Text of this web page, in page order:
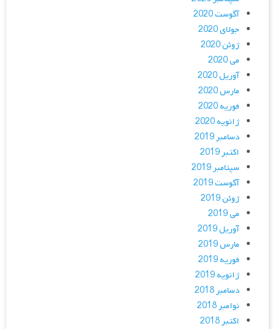
آگوست 2020
جولای 2020
ژوئن 2020
می 2020
آوریل 2020
مارس 2020
فوریه 2020
ژانویه 2020
دسامبر 2019
اکتبر 2019
سپتامبر 2019
آگوست 2019
ژوئن 2019
می 2019
آوریل 2019
مارس 2019
فوریه 2019
ژانویه 2019
دسامبر 2018
نوامبر 2018
اکتبر 2018